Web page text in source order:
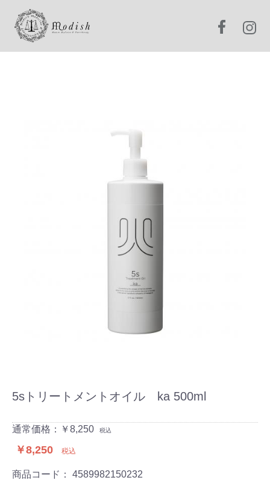
5sトリートメントオイル ka 500ml
通常価格：￥8,250 税込
￥8,250 税込
商品コード： 4589982150232